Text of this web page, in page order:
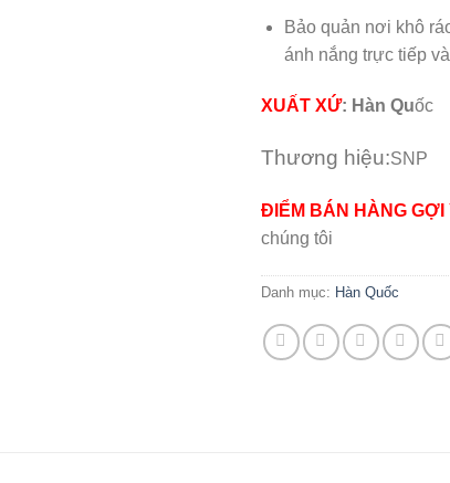
Bảo quản nơi khô
ánh nắng trực tiếp
XUẤT XỨ: Hàn Quốc
Thương hiệu:SNP
ĐIỂM BÁN HÀNG GỢI
chúng tôi
Danh mục: Hàn Quốc